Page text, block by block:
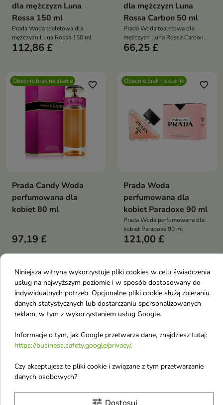
Pax Moly
Poppy Head
P.Calm
dla mężczyzn Luna
Rossa 150 ml
Prada Woda toaletowa dla
mężczyzn Luna Rossa 150 ml
112,86 £
dla mężczyzn Luna
Rossa Carbon 50 ml
Prada Woda toaletowa dla
mężczyzn Luna Rossa Carbon
50 ml
66,25 £
Obecnie brak na stanie favorite_border
Prada Candy Woda
perfumowana dla
kobiet 80 ml
97,19 £
Obecnie brak na stanie favorite_border
Prada Woda
perfumowana dla
kobiet Paradoxe 90 ml
Prada Woda perfumowana dla
kobiet Paradoxe 90 ml
121,00 £
Pokazano 1-4 z 4 pozycji
Niniejsza witryna wykorzystuje pliki cookies w celu świadczenia
usług na najwyższym poziomie i w sposób dostosowany do
indywidualnych potrzeb. Opcjonalne pliki cookie służą zbieraniu
danych statystycznych lub dostarczaniu spersonalizowanych
reklam, w tym z wykorzystaniem usług Google.
Informacje o tym, jak Google przetwarza dane, znajdziesz tutaj:
https://business.safety.google/privacy/.
Czy akceptujesz te pliki cookie i związane z tym przetwarzanie
danych osobowych?